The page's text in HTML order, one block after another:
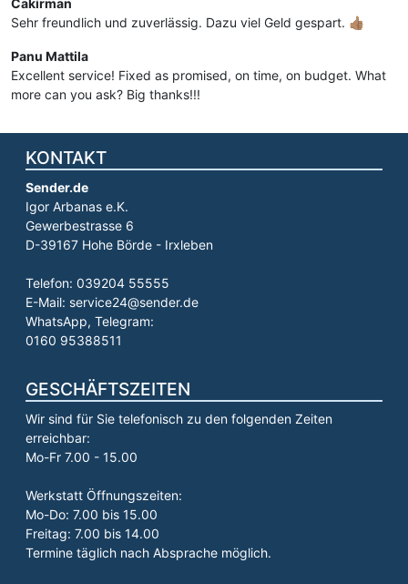
Sehr freundlich und zuverlässig. Dazu viel Geld gespart. 👍🏽
Panu Mattila
Excellent service! Fixed as promised, on time, on budget. What
more can you ask? Big thanks!!!
KONTAKT
Sender.de
Igor Arbanas e.K.
Gewerbestrasse 6
D-39167 Hohe Börde - Irxleben
Telefon: 039204 55555
E-Mail: service24@sender.de
WhatsApp, Telegram:
0160 95388511
GESCHÄFTSZEITEN
Wir sind für Sie telefonisch zu den folgenden Zeiten
erreichbar:
Mo-Fr 7.00 - 15.00
Werkstatt Öffnungszeiten:
Mo-Do: 7.00 bis 15.00
Freitag: 7.00 bis 14.00
Termine täglich nach Absprache möglich.